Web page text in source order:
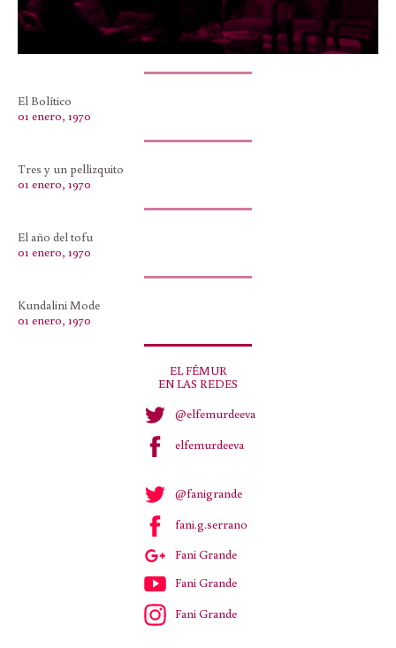
El Bolítico
01 enero, 1970
Tres y un pellizquito
01 enero, 1970
El año del tofu
01 enero, 1970
Kundalini Mode
01 enero, 1970
EL FÉMUR
EN LAS REDES
@elfemurdeeva
elfemurdeeva
@fanigrande
fani.g.serrano
Fani Grande
Fani Grande
Fani Grande